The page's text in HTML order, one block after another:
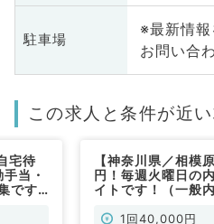
駐車場
※最新情
お問い合
この求人と条件が近い
宅待
当・
です
【神奈川県／相模
円！毎週火曜日の
イトです！（一般
1回40,000円